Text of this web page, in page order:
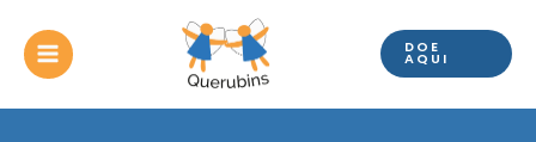
para
conteúdo
DOE
AQUI